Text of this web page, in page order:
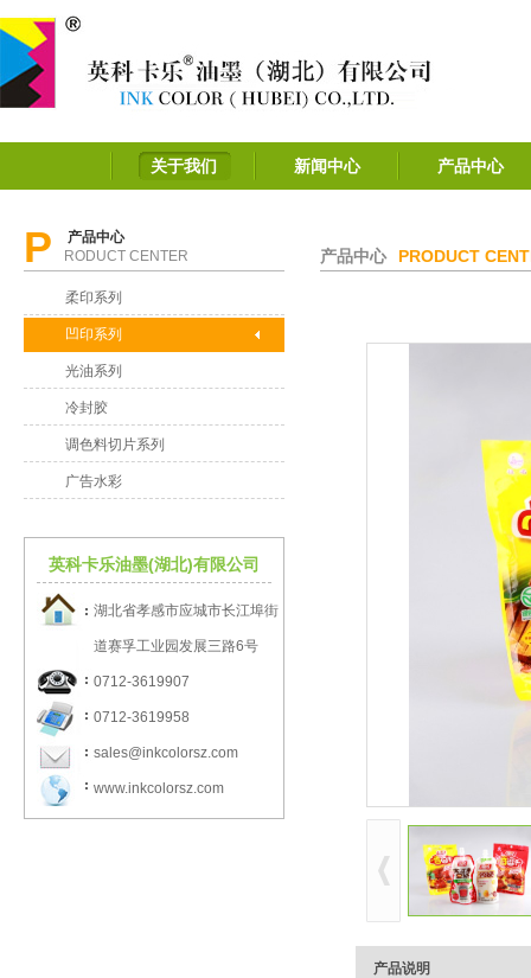
关于我们 新闻中心 产品中心
P
产品中心
RODUCT CENTER
柔印系列
凹印系列
光油系列
冷封胶
调色料切片系列
广告水彩
英科卡乐油墨(湖北)有限公司
湖北省孝感市应城市长江埠街
道赛孚工业园发展三路6号
0712-3619907
0712-3619958
sales@inkcolorsz.com
www.inkcolorsz.com
产品中心 PRODUCT
产品说明